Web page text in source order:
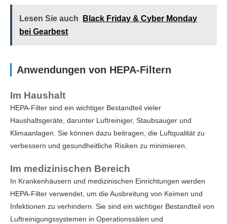
Lesen Sie auch
Black Friday & Cyber Monday
bei Gearbest
Anwendungen von HEPA-Filtern
Im Haushalt
HEPA-Filter sind ein wichtiger Bestandteil vieler
Haushaltsgeräte, darunter Luftreiniger, Staubsauger und
Klimaanlagen. Sie können dazu beitragen, die Luftqualität zu
verbessern und gesundheitliche Risiken zu minimieren.
Im medizinischen Bereich
In Krankenhäusern und medizinischen Einrichtungen werden
HEPA-Filter verwendet, um die Ausbreitung von Keimen und
Infektionen zu verhindern. Sie sind ein wichtiger Bestandteil von
Luftreinigungssystemen in Operationssälen und